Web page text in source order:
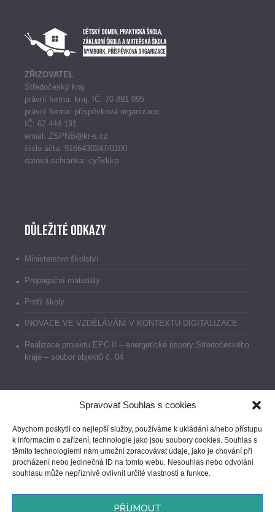
Spravovat Souhlas s cookies
Abychom poskytli co nejlepší služby, používáme k ukládání a/nebo přístupu
k informacím o zařízení, technologie jako jsou soubory cookies. Souhlas s
těmito technologiemi nám umožní zpracovávat údaje, jako je chování při
procházení nebo jedinečná ID na tomto webu. Nesouhlas nebo odvolání
souhlasu může nepříznivě ovlivnit určité vlastnosti a funkce.
PŘÍJMOUT
ZŘIZOVATEL
Středočeský kraj
právní forma: kraj, IČ: 70 891 095
právní forma: příspěvková organizace
IČ: 62 444 191
email: ZSPNB@kr-s.cz
číslo účtu: 9166430247/0100
datová schránka: cy5xkkp
Důležité odkazy
Ministerstvo školství
Propagační materiály
Profil školy
INOVACE VE VZDĚLÁVÁNÍ V KONTEXTU DIGITALIZACE
Realizace projektu EPC II – energetické úspory Středočeského
kraje – soubor objektů č. 04
Prohlášení o přístupnosti
GDPR